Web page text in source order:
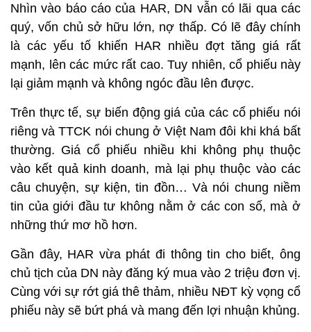
Nhìn vào báo cáo của HAR, DN vẫn có lãi qua các
quý, vốn chủ sở hữu lớn, nợ thấp. Có lẽ đây chính
là các yếu tố khiến HAR nhiều đợt tăng giá rất
mạnh, lên các mức rất cao. Tuy nhiên, cổ phiếu này
lại giảm mạnh và không ngóc đầu lên được.
Trên thực tế, sự biến động giá của các cổ phiếu nói
riêng và TTCK nói chung ở Việt Nam đôi khi khá bất
thường. Giá cổ phiếu nhiều khi không phụ thuộc
vào kết quả kinh doanh, mà lại phụ thuộc vào các
câu chuyện, sự kiện, tin đồn… Và nói chung niềm
tin của giới đầu tư không nằm ở các con số, mà ở
những thứ mơ hồ hơn.
Gần đây, HAR vừa phát đi thông tin cho biết, ông
chủ tịch của DN này đăng ký mua vào 2 triệu đơn vị.
Cùng với sự rớt giá thê thảm, nhiều NĐT kỳ vọng cổ
phiếu này sẽ bứt phá và mang đến lợi nhuận khủng.